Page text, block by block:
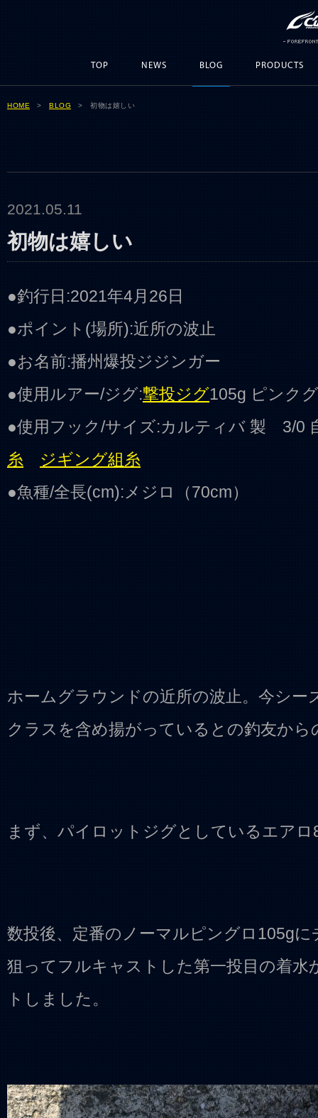
TOP NEWS BLOG PRODUCTS
HOME >BLOG > 初物は嬉しい
2021.05.11
初物は嬉しい
●釣行日:2021年4月26日
●ポイント(場所):近所の波止
●お名前:播州爆投ジジンガー
●使用ルアー/ジグ:撃投ジグ105g ピンク
●使用フック/サイズ:カルティバ 製 3/
糸
ジギング組糸
●魚種/全長(cm):メジロ（70cm）
ホームグラウンドの近所の波止。今シー
クラスを含め揚がっているとの釣友から
まず、パイロットジグとしているエアロ
数投後、定番のノーマルピングロ105g
狙ってフルキャストした第一投目の着水
トしました。